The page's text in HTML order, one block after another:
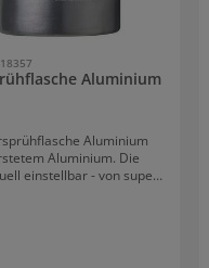
18357
Aluminium
Aluminium
Aluminium. Die
einstellbar - von super